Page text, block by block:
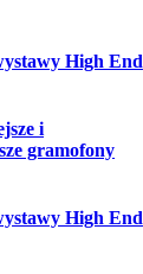
High End
i
gramofony
High End